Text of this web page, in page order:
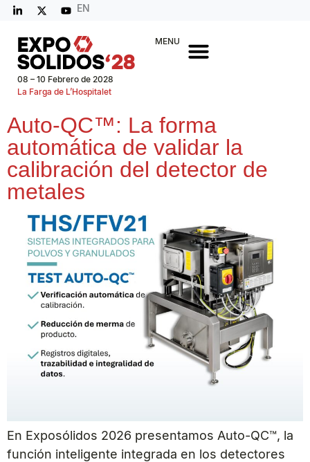
EN
08 – 10 Febrero de 2028
La Farga de L’Hospitalet
MENU
Auto-QC™: La forma
automática de validar la
calibración del detector de
metales
En Exposólidos 2026 presentamos Auto-QC™, la
función inteligente integrada en los detectores